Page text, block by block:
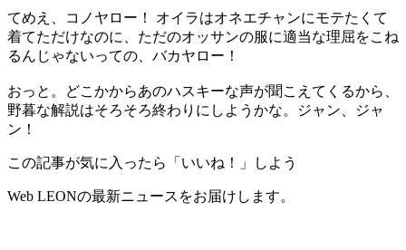
てめえ、コノヤロー！ オイラはオネエチャンにモテたくて
着てただけなのに、ただのオッサンの服に適当な理屈をこね
るんじゃないっての、バカヤロー！
おっと。どこかからあのハスキーな声が聞こえてくるから、
野暮な解説はそろそろ終わりにしようかな。ジャン、ジャ
ン！
この記事が気に入ったら「いいね！」しよう
Web LEONの最新ニュースをお届けします。